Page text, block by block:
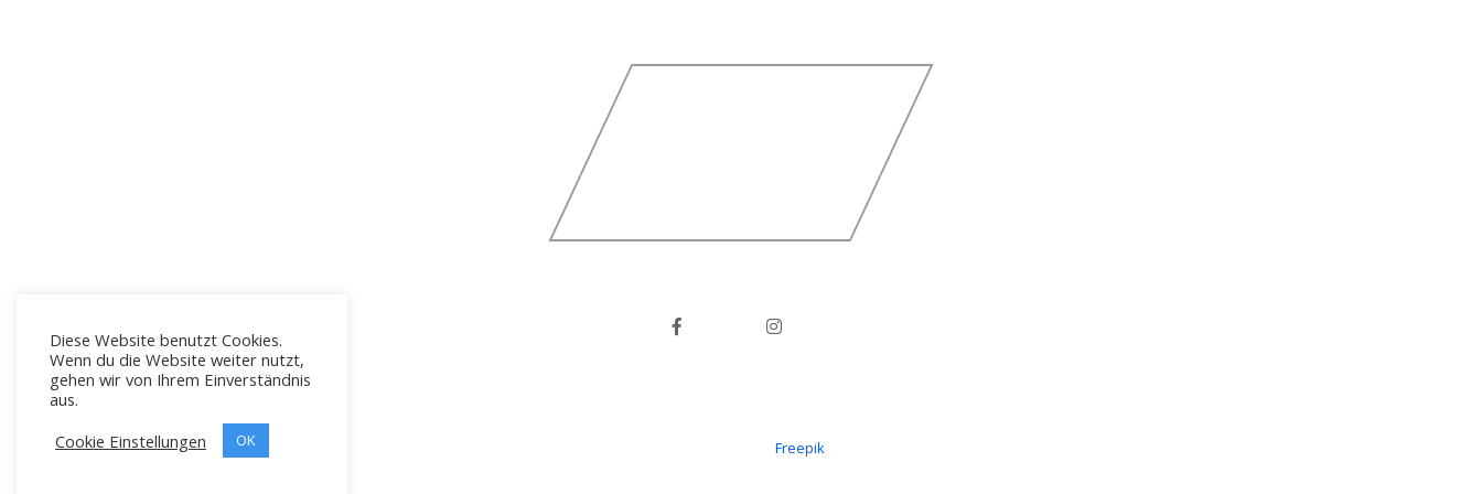
Freepik
Diese Website benutzt Cookies.
Wenn du die Website weiter nutzt,
gehen wir von Ihrem Einverständnis
aus.
Cookie Einstellungen
OK